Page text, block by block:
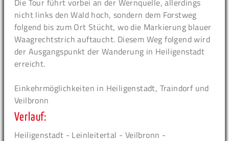
Die Tour führt vorbei an der Wernquelle, allerdings
nicht links den Wald hoch, sondern dem Forstweg
folgend bis zum Ort Stücht, wo die Markierung blauer
Waagrechtstrich auftaucht. Diesem Weg folgend wird
der Ausgangspunkt der Wanderung in Heiligenstadt
erreicht.
Einkehrmöglichkeiten in Heiligenstadt, Traindorf und
Veilbronn
Verlauf:
Heiligenstadt - Leinleitertal - Veilbronn -